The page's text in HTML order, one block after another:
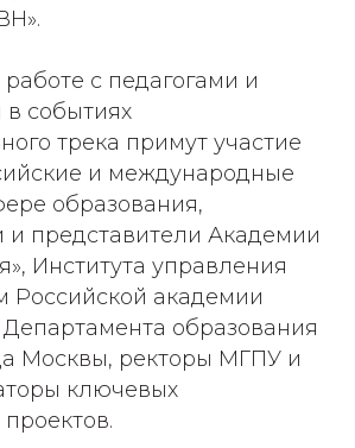
с педагогами и
событиях
трека примут участие
и международные
образования,
и представители Академии
Института управления
Российской академии
образования
Москвы, ректоры МГПУ и
ключевых